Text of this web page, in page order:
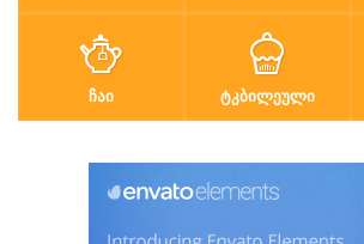
ᲩᲐᲘ ᲢᲙᲑᲘᲚᲔᲣᲚᲘ